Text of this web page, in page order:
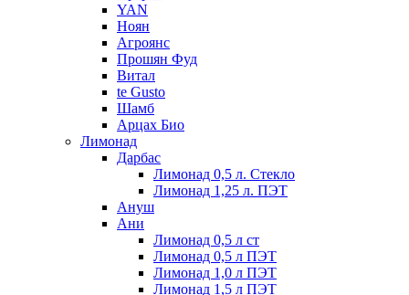
YAN
Ноян
Агроянс
Прошян Фуд
Витал
te Gusto
Шамб
Арцах Био
Лимонад
Дарбас
Лимонад 0,5 л. Стекло
Лимонад 1,25 л. ПЭТ
Ануш
Ани
Лимонад 0,5 л ст
Лимонад 0,5 л ПЭТ
Лимонад 1,0 л ПЭТ
Лимонад 1,5 л ПЭТ